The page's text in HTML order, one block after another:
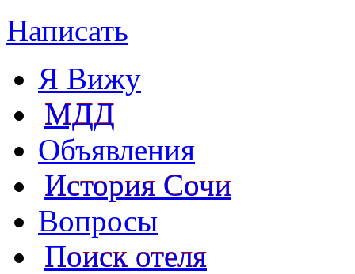
Написать
Я Вижу
МДД
Объявления
История Сочи
Вопросы
Поиск отеля